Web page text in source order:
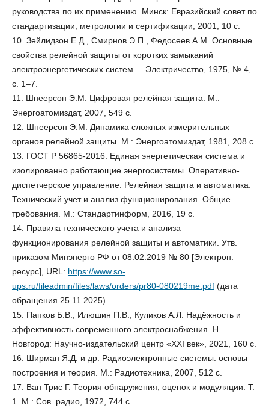
руководства по их применению. Минск: Евразийский совет по
стандартизации, метрологии и сертификации, 2001, 10 с.
10. Зейлидзон Е.Д., Смирнов Э.П., Федосеев А.М. Основные
свойства релейной защиты от коротких замыканий
электроэнергетических систем. – Электричество, 1975, № 4,
с. 1–7.
11. Шнеерсон Э.М. Цифровая релейная защита. М.:
Энергоатомиздат, 2007, 549 с.
12. Шнеерсон Э.М. Динамика сложных измерительных
органов релейной защиты. М.: Энергоатомиздат, 1981, 208 с.
13. ГОСТ Р 56865-2016. Единая энергетическая система и
изолированно работающие энергосистемы. Оперативно-
диспетчерское управление. Релейная защита и автоматика.
Технический учет и анализ функционирования. Общие
требования. М.: Стандартинформ, 2016, 19 с.
14. Правила технического учета и анализа
функционирования релейной защиты и автоматики. Утв.
приказом Минэнерго РФ от 08.02.2019 № 80 [Электрон.
ресурс], URL: https://www.so-
ups.ru/fileadmin/files/laws/orders/pr80-080219me.pdf(дата
обращения 25.11.2025).
15. Папков Б.В., Илюшин П.В., Куликов А.Л. Надёжность и
эффективность современного электроснабжения. Н.
Новгород: Научно-издательский центр «XXI век», 2021, 160 с.
16. Ширман Я.Д. и др. Радиоэлектронные системы: основы
построения и теория. М.: Радиотехника, 2007, 512 с.
17. Ван Трис Г. Теория обнаружения, оценок и модуляции. Т.
1. М.: Сов. радио, 1972, 744 с.